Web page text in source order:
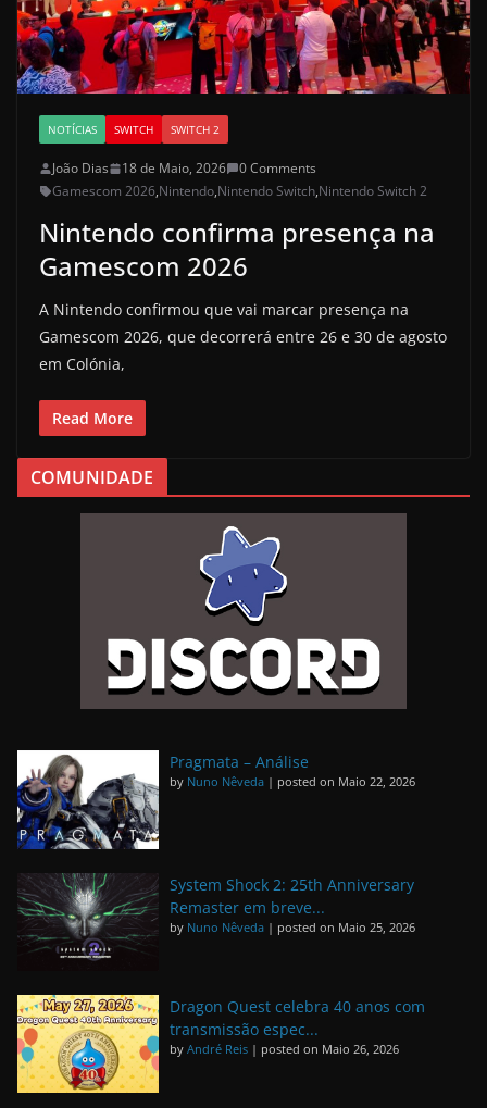
NOTÍCIAS SWITCH SWITCH 2
João Dias 18 de Maio, 2026
0 Comments
Gamescom 2026,Nintendo,Nintendo Switch,Nintendo Switch 2
Nintendo confirma presença na
Gamescom 2026
A Nintendo confirmou que vai marcar presença na
Gamescom 2026, que decorrerá entre 26 e 30 de agosto
em Colónia,
Read More
COMUNIDADE
Pragmata – Análise
by Nuno Nêveda | posted on Maio 22, 2026
System Shock 2: 25th Anniversary
Remaster em breve...
by Nuno Nêveda | posted on Maio 25, 2026
Dragon Quest celebra 40 anos com
transmissão espec...
by André Reis | posted on Maio 26, 2026